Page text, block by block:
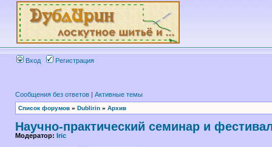
Вход Регистрация
Сообщения без ответов | Активные темы
Список форумов » Dublirin » Архив
Научно-практический семинар и
Модератор: Iric